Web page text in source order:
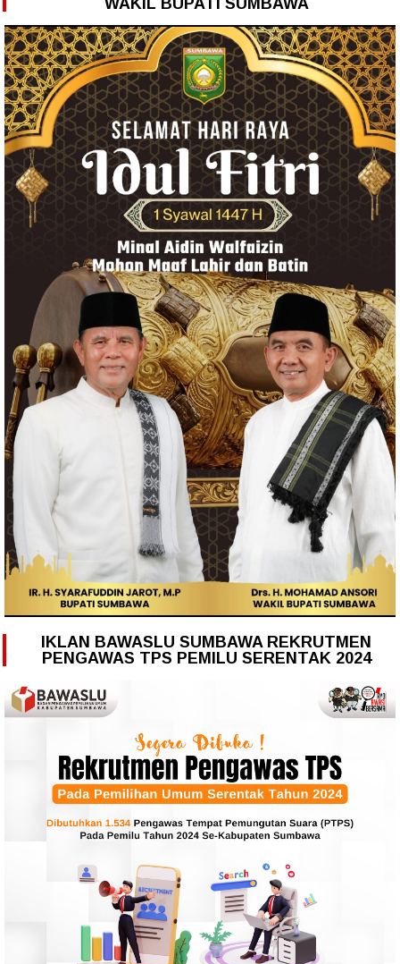
WAKIL BUPATI SUMBAWA
IKLAN BAWASLU SUMBAWA REKRUTMEN
PENGAWAS TPS PEMILU SERENTAK 2024